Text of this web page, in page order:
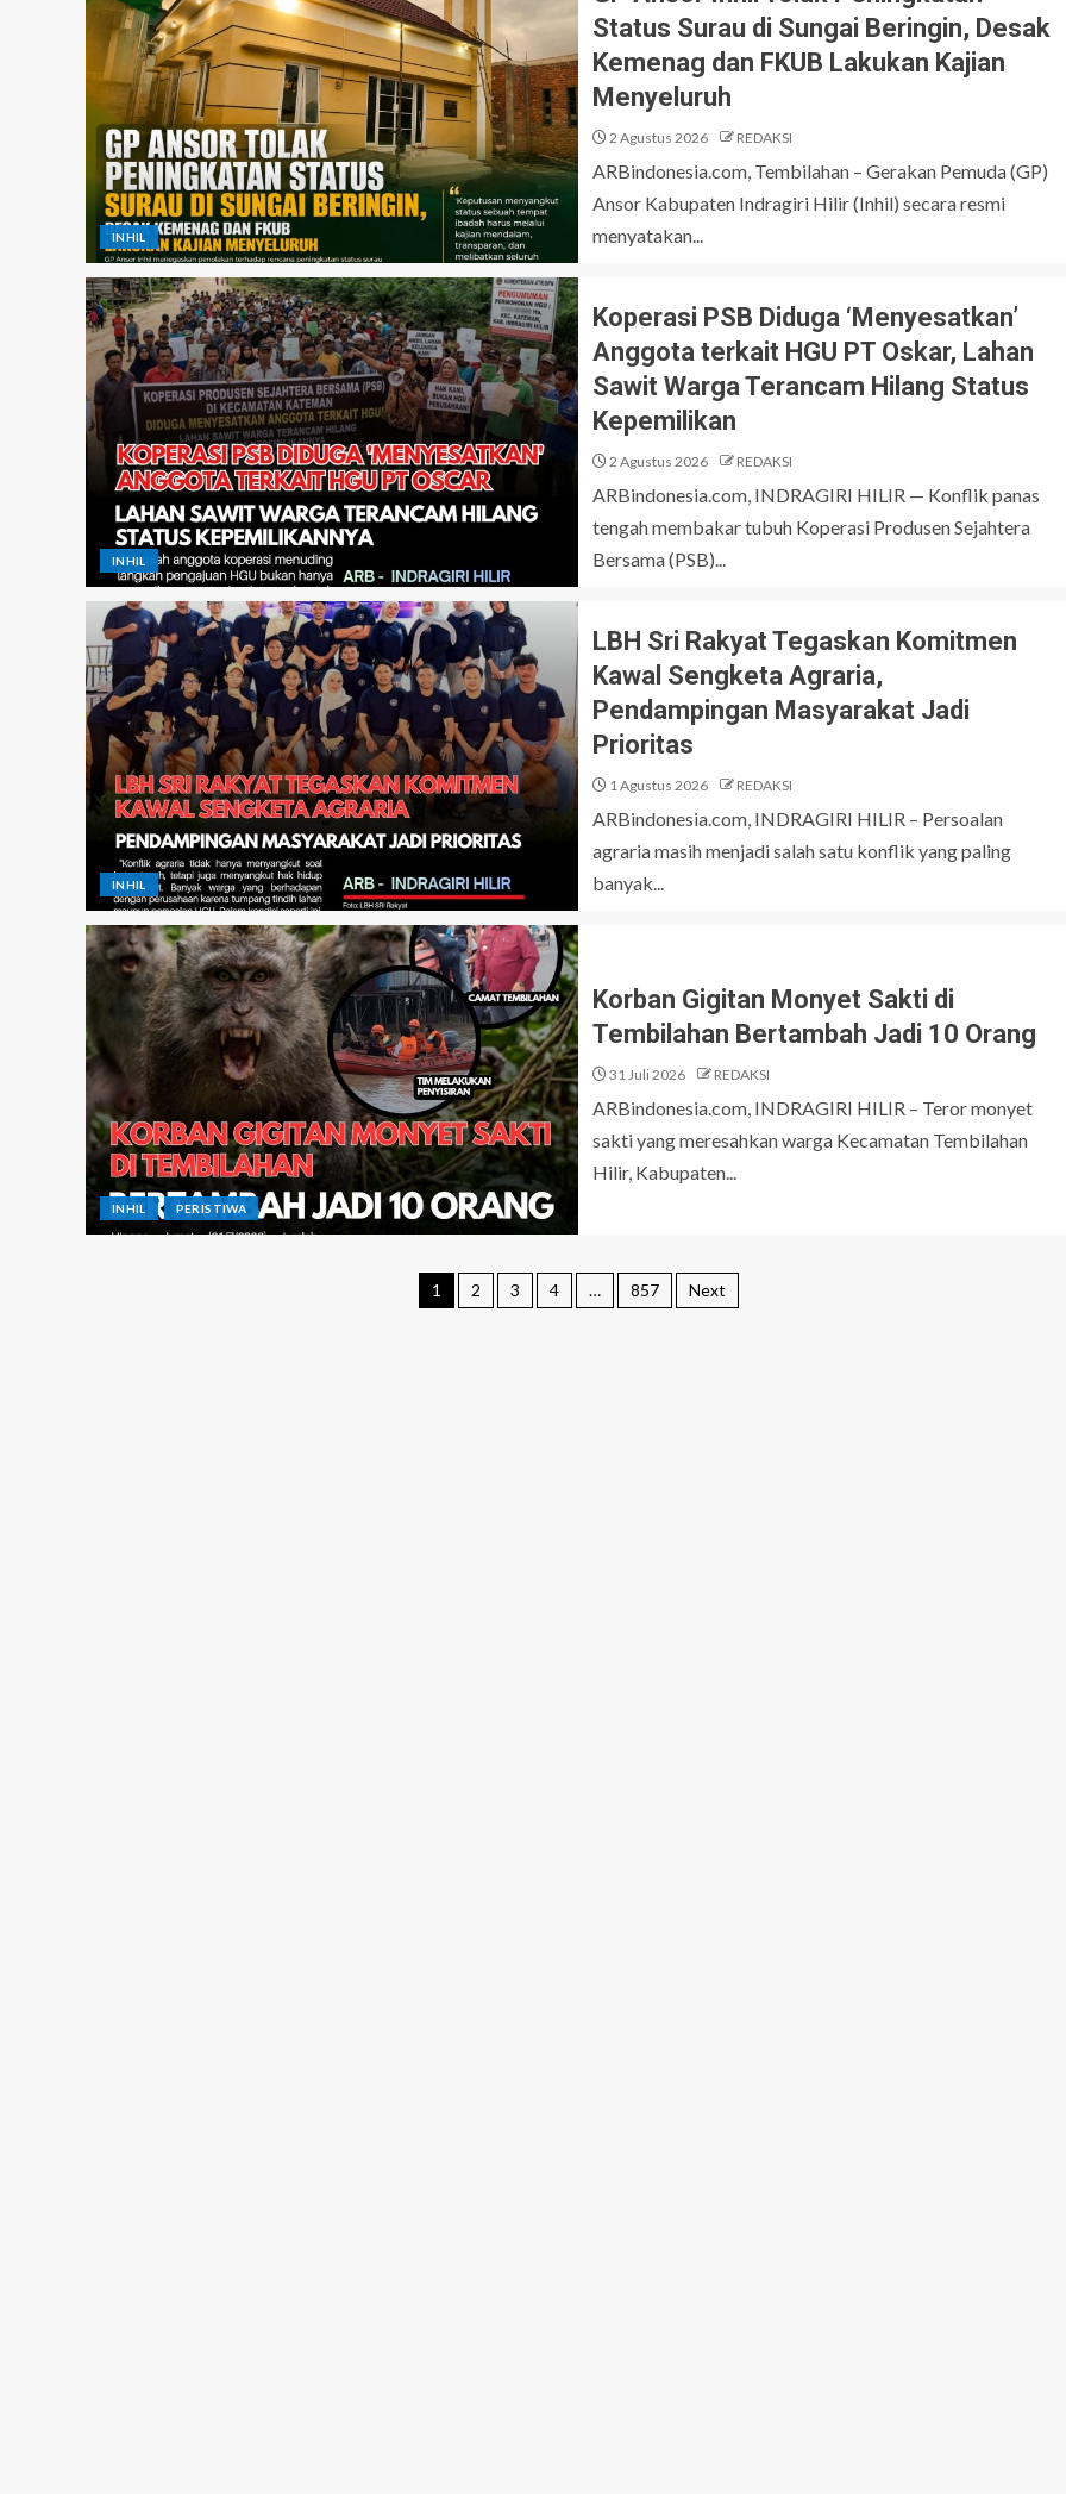
INHIL
Status Surau di Sungai Beringin, Desak
Kemenag dan FKUB Lakukan Kajian
Menyeluruh
2 Agustus 2026 REDAKSI
ARBindonesia.com, Tembilahan – Gerakan Pemuda (GP)
Ansor Kabupaten Indragiri Hilir (Inhil) secara resmi
menyatakan...
INHIL
Koperasi PSB Diduga ‘Menyesatkan’
Anggota terkait HGU PT Oskar, Lahan
Sawit Warga Terancam Hilang Status
Kepemilikan
2 Agustus 2026 REDAKSI
ARBindonesia.com, INDRAGIRI HILIR — Konflik panas
tengah membakar tubuh Koperasi Produsen Sejahtera
Bersama (PSB)...
INHIL
LBH Sri Rakyat Tegaskan Komitmen
Kawal Sengketa Agraria,
Pendampingan Masyarakat Jadi
Prioritas
1 Agustus 2026 REDAKSI
ARBindonesia.com, INDRAGIRI HILIR – Persoalan
agraria masih menjadi salah satu konflik yang paling
banyak...
INHIL PERISTIWA
Korban Gigitan Monyet Sakti di
Tembilahan Bertambah Jadi 10 Orang
31 Juli 2026 REDAKSI
ARBindonesia.com, INDRAGIRI HILIR – Teror monyet
sakti yang meresahkan warga Kecamatan Tembilahan
Hilir, Kabupaten...
1 2 3 4 … 857 Next
Infrastruktur Merata?
Jatuh